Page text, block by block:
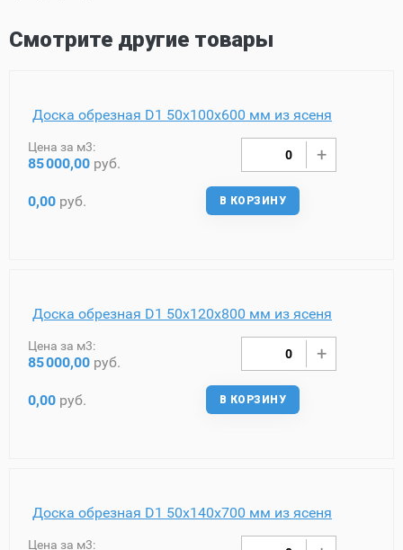
Смотрите другие товары
Доска обрезная D1 50х100х600 мм из ясеня
Цена за м3:
85000,00 руб.
0,00 руб. В КОРЗИНУ
Доска обрезная D1 50х120х800 мм из ясеня
Цена за м3:
85000,00 руб.
0,00 руб. В КОРЗИНУ
Доска обрезная D1 50х140х700 мм из ясеня
Цена за м3: